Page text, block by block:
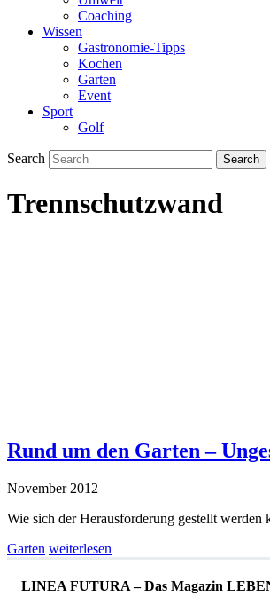
Coaching
Wissen
Gastronomie-Tipps
Kochen
Garten
Event
Sport
Golf
Search
Trennschutzwand
Rund um den Garten –
November 2012
Wie sich der Herausforderung gestellt
Garten weiterlesen
LINEA FUTURA – Das Magazin